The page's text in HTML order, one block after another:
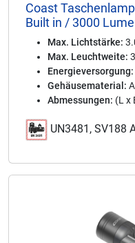
Coast
Built in / 3000
Max. Lichtstärke:
Max. Leuchtweite:
Energieversorgung:
Gehäusematerial:
Abmessungen: (L x
UN3481, SV188